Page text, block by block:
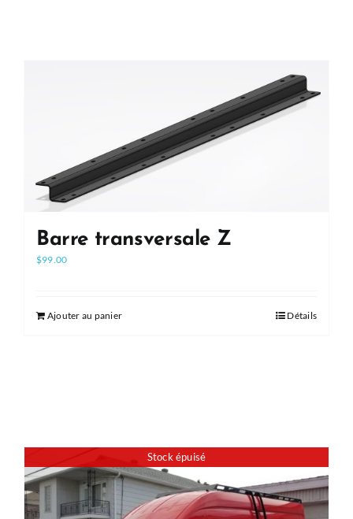
Barre transversale Z
$99.00
Ajouter au panier Détails
Stock épuisé